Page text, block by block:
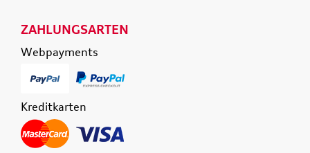
ZAHLUNGSARTEN
Webpayments
Kreditkarten